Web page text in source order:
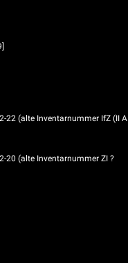
22 (alte Inventarnummer IfZ (II A
20 (alte Inventarnummer ZI ?